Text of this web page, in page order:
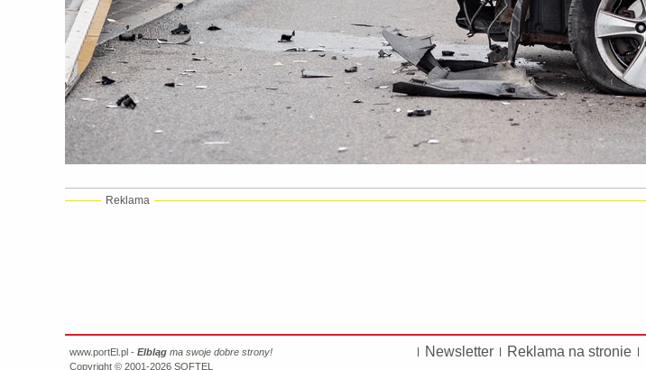
Reklama
Newsletter Reklama na stronie
www.portEl.pl - Elbląg ma swoje dobre strony!
Copyright © 2001-2026 SOFTEL